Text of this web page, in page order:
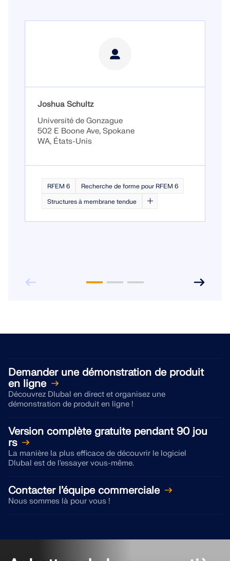
Joshua Schultz
Université de Gonzague
502 E Boone Ave, Spokane
WA, États-Unis
RFEM 6
Recherche de forme pour RFEM 6
Structures à membrane tendue
Demander une démonstration de produit
en ligne
Découvrez Dlubal en direct et organisez une
démonstration de produit en ligne !
Version complète gratuite pendant 90 jou
rs
La manière la plus efficace de découvrir le logiciel
Dlubal est de l'essayer vous-même.
Contacter l’équipe commerciale
Nous sommes là pour vous !